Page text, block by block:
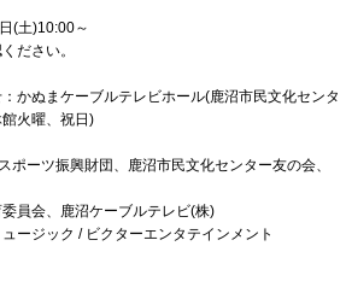
(土)10:00～
ださい。
かぬまケーブルテレビホール(鹿沼市⺠文化センタ
火曜、祝日)
ポーツ振興財団、鹿沼市民文化センター友の会、
員会、鹿沼ケーブルテレビ(株)
ージック / ビクターエンタテインメント